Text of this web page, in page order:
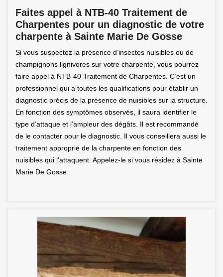
Faites appel à NTB-40 Traitement de
Charpentes pour un diagnostic de votre
charpente à Sainte Marie De Gosse
Si vous suspectez la présence d’insectes nuisibles ou de
champignons lignivores sur votre charpente, vous pourrez
faire appel à NTB-40 Traitement de Charpentes. C’est un
professionnel qui a toutes les qualifications pour établir un
diagnostic précis de la présence de nuisibles sur la structure.
En fonction des symptômes observés, il saura identifier le
type d’attaque et l’ampleur des dégâts. Il est recommandé
de le contacter pour le diagnostic. Il vous conseillera aussi le
traitement approprié de la charpente en fonction des
nuisibles qui l’attaquent. Appelez-le si vous résidez à Sainte
Marie De Gosse.